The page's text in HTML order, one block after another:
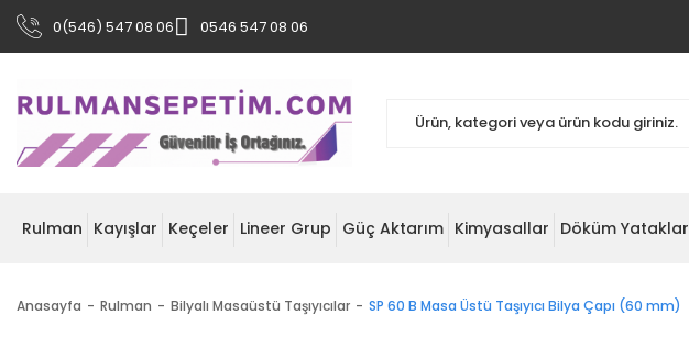
0(546) 547 08 06 0546 547 08 06
Rulman Kayışlar Keçeler Lineer Grup Güç Aktarım Kimyasallar Döküm Yataklar
Anasayfa Rulman Bilyalı Masaüstü Taşıyıcılar SP 60 B Masa Üstü Taşıyıcı Bilya Çapı (60 mm)